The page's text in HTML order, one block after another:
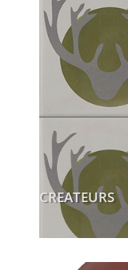
CREATEURS